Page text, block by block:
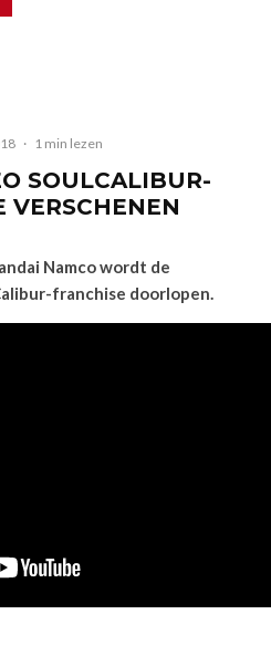
· 1 min lezen
SOULCALIBUR-
VERSCHENEN
Namco wordt de
franchise doorlopen.